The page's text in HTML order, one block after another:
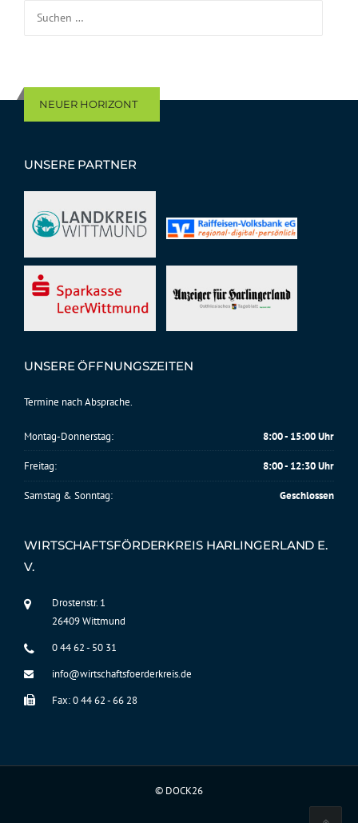
NEUER HORIZONT
UNSERE PARTNER
UNSERE ÖFFNUNGSZEITEN
Termine nach Absprache.
Montag-Donnerstag: 8:00 - 15:00 Uhr
Freitag: 8:00 - 12:30 Uhr
Samstag & Sonntag: Geschlossen
WIRTSCHAFTSFÖRDERKREIS HARLINGERLAND E.
V.
Drostenstr. 1
26409 Wittmund
0 44 62 - 50 31
info@wirtschaftsfoerderkreis.de
Fax: 0 44 62 - 66 28
© DOCK26